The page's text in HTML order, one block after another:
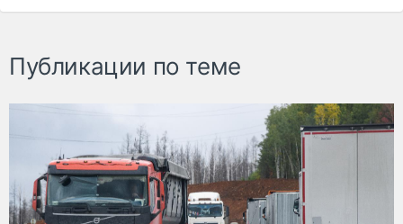
Публикации по теме